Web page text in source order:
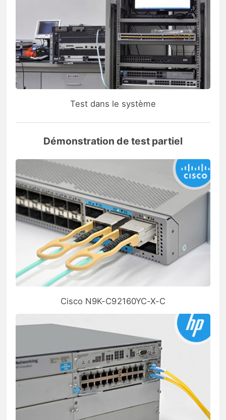
Test dans le système
Démonstration de test partiel
Cisco N9K-C92160YC-X-C